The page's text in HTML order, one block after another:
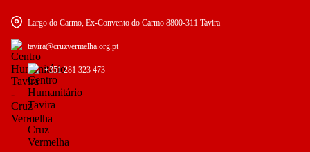
Largo do Carmo, Ex-Convento do Carmo 8800-311 Tavira
tavira@cruzvermelha.org.pt
+351 281 323 473